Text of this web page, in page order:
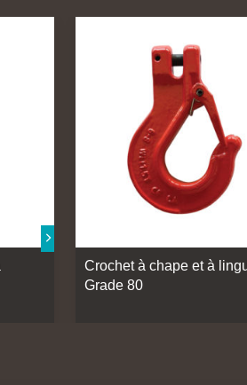
Crochet à chape et à
Grade 80